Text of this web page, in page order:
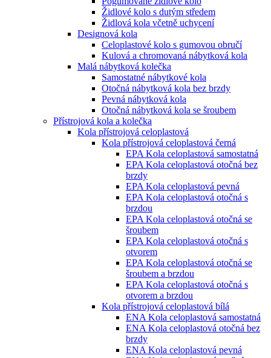
Židlové kolo s dutým středem
Židlová kola včetně uchycení
Designová kola
Celoplastové kolo s gumovou obručí
Kulová a chromovaná nábytková kola
Malá nábytková kolečka
Samostatné nábytkové kola
Otočná nábytková kola bez brzdy
Pevná nábytková kola
Otočná nábytková kola se šroubem
Přístrojová kola a kolečka
Kola přístrojová celoplastová
Kola přístrojová celoplastová černá
EPA Kola celoplastová samostatná
EPA Kola celoplastová otočná bez
brzdy
EPA Kola celoplastová pevná
EPA Kola celoplastová otočná s
brzdou
EPA Kola celoplastová otočná se
šroubem
EPA Kola celoplastová otočná s
otvorem
EPA Kola celoplastová otočná se
šroubem a brzdou
EPA Kola celoplastová otočná s
otvorem a brzdou
Kola přístrojová celoplastová bílá
ENA Kola celoplastová samostatná
ENA Kola celoplastová otočná bez
brzdy
ENA Kola celoplastová pevná